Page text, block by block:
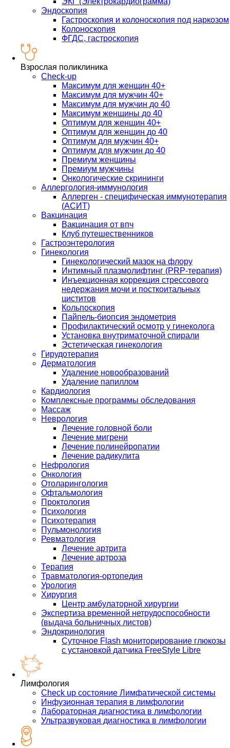
Эндоскопия
Гастроскопия и колоноскопия под наркозом
Колоноскопия
ФГДС, гастроскопия
Взрослая поликлиника
Check-up
Максимум для женщин 40+
Максимум для мужчин 40+
Максимум для мужчин до 40
Максимум женщины до 40
Оптимум для женщин 40+
Оптимум для женщин до 40
Оптимум для мужчин 40+
Оптимум для мужчин до 40
Премиум женщины
Премиум мужчины
Онкологические скрининги
Аллергология-иммунология
Аллерген - специфическая иммунотерапия
(АСИТ)
Вакцинация
Вакцинация от впч
Клуб путешественников
Гастроэнтерология
Гинекология
Гинекологический мазок на флору
Интимный плазмолифтинг (PRP-терапия)
Инъекционная коррекция стрессового
недержания мочи и посткоитальных
циститов
Кольпоскопия
Пайпель-биопсия эндометрия
Профилактический осмотр у гинеколога
Установка внутриматочной спирали
Эстетическая гинекология
Гирудотерапия
Дерматология
Удаление новообразований
Удаление папиллом
Кардиология
Комплексные программы обследования
Массаж
Неврология
Лечение головной боли
Лечение мигрени
Лечение полинейропатии
Лечение радикулита
Нефрология
Онкология
Отоларингология
Офтальмология
Проктология
Психология
Психотерапия
Пульмонология
Ревматология
Лечение артрита
Лечение артроза
Терапия
Травматология-ортопедия
Урология
Хирургия
Центр амбулаторной хирургии
Экспертиза временной нетрудоспособности
(выдача больничных листов)
Эндокринология
Суточное Flash мониторирование глюкозы
с установкой датчика FreeStyle Libre
Лимфология
Check up состояние Лимфатической системы
Инфузионная терапия в лимфологии
Лабораторная диагностика в лимфологии
Ультразвуковая диагностика в лимфологии